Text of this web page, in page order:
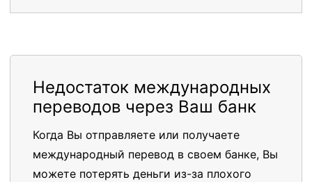
Недостаток международных
переводов через Ваш банк
Когда Вы отправляете или получаете
международный перевод в своем банке, Вы
можете потерять деньги из-за плохого